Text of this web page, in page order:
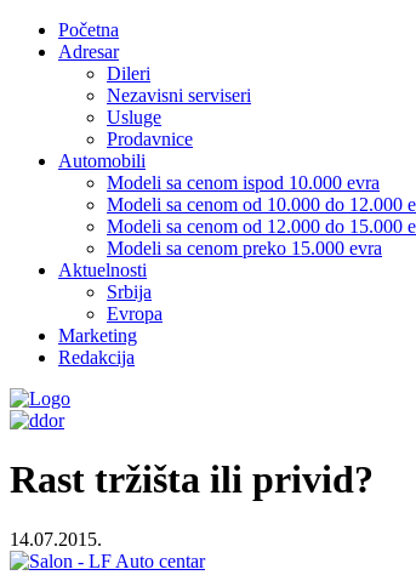
Početna
Adresar
Dileri
Nezavisni serviseri
Usluge
Prodavnice
Automobili
Modeli sa cenom ispod 10.000 evra
Modeli sa cenom od 10.000 do 12.000
Modeli sa cenom od 12.000 do 15.000
Modeli sa cenom preko 15.000 evra
Aktuelnosti
Srbija
Evropa
Marketing
Redakcija
Rast tržišta ili privid?
14.07.2015.